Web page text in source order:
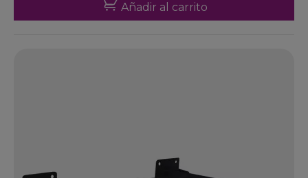
Añadir al carrito